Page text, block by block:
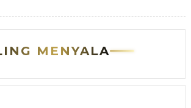
MENYALA